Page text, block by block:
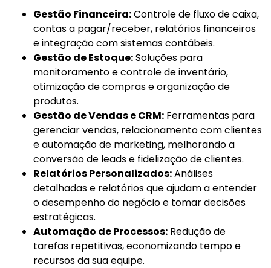
Gestão Financeira:Controle de fluxo de caixa,
contas a pagar/receber, relatórios financeiros
e integração com sistemas contábeis.
Gestão de Estoque:Soluções para
monitoramento e controle de inventário,
otimização de compras e organização de
produtos.
Gestão de Vendas e CRM: Ferramentas para
gerenciar vendas, relacionamento com clientes
e automação de marketing, melhorando a
conversão de leads e fidelização de clientes.
Relatórios Personalizados:Análises
detalhadas e relatórios que ajudam a entender
o desempenho do negócio e tomar decisões
estratégicas.
Automação de Processos: Redução de
tarefas repetitivas, economizando tempo e
recursos da sua equipe.